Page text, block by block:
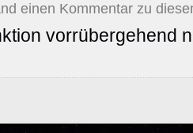
einen Kommentar zu
vorrübergehend